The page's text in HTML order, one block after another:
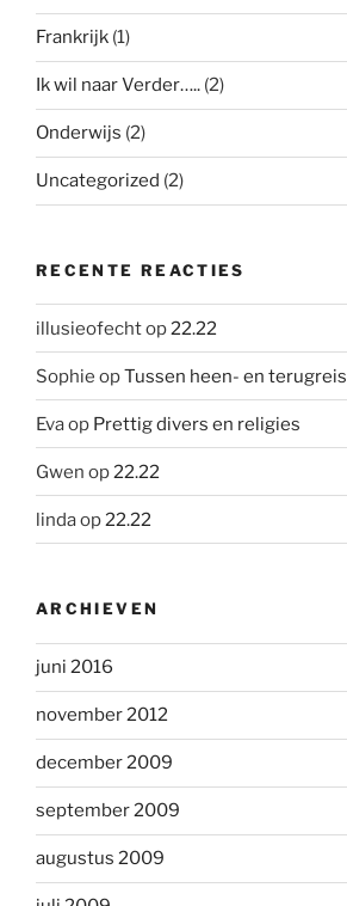
Frankrijk (1)
Ik wil naar Verder….. (2)
Onderwijs (2)
Uncategorized (2)
RECENTE REACTIES
illusieofechtop22.22
Sophie opTussen heen- en terugreis
Evaop Prettig divers en religies
Gwen op22.22
lindaop22.22
ARCHIEVEN
juni 2016
november 2012
december 2009
september 2009
augustus 2009